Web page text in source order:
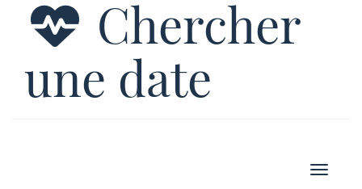
Chercher
une date